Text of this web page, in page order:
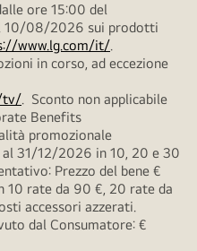
ore 15:00 del
10/08/2026 sui prodotti
www.lg.com/it/.
in corso, ad eccezione
tv/. Sconto non applicabile
Benefits
promozionale
31/12/2026 in 10, 20 e 30
Prezzo del bene €
10 rate da 90 €, 20 rate da
accessori azzerati.
dal Consumatore: €